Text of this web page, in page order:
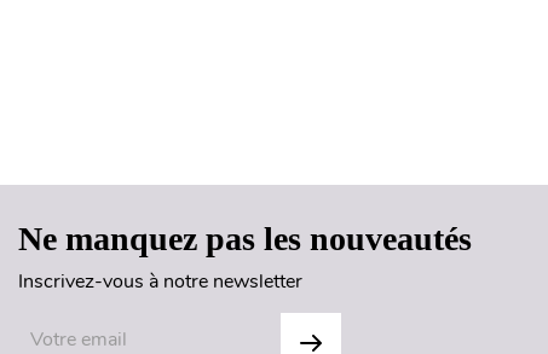
Ne manquez pas les nouveautés
Inscrivez-vous à notre newsletter